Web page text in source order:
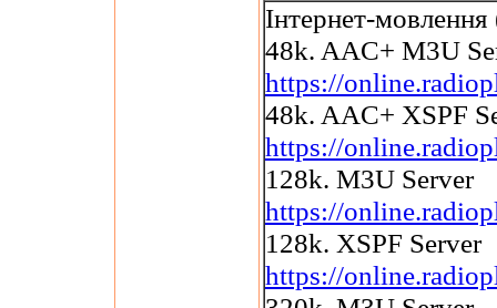
Інтернет-
48k. AAC+ M3U
https://
48k. AAC+ XSPF
https://
128k. M3U Server
https://
128k. XSPF Server
https://